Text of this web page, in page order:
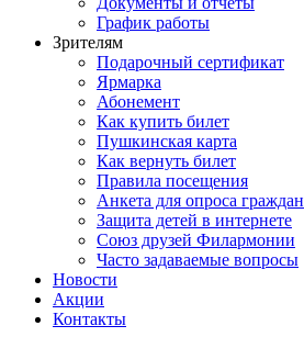
График работы
Зрителям
Подарочный сертификат
Ярмарка
Абонемент
Как купить билет
Пушкинская карта
Как вернуть билет
Правила посещения
Анкета для опроса граждан
Защита детей в интернете
Союз друзей Филармонии
Часто задаваемые вопросы
Новости
Акции
Контакты